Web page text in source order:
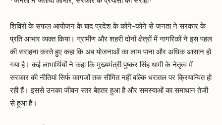
शिविरों के सफल आयोजन के बाद प्रदेश के कोने-कोने से जनता ने सरकार के
प्रति आभार व्यक्त किया। ग्रामीण और शहरी दोनों क्षेत्रों में नागरिकों ने इस पहल
की सराहना करते हुए कहा कि अब योजनाओं का लाभ पाना और अधिक आसान हो
गया है। कई लाभार्थियों ने कहा कि मुख्यमंत्री पुष्कर सिंह धामी के नेतृत्व में
सरकार की नीतियां सिर्फ कागजों तक सीमित नहीं बल्कि धरातल पर क्रियान्वित हो
रही हैं। इससे उनका जीवन स्तर बेहतर हुआ है और समस्याओं का समाधान तेजी
से हुआ है।